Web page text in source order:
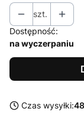
szt.
Dostępność:
na wyczerpaniu
Czas wysyłki: